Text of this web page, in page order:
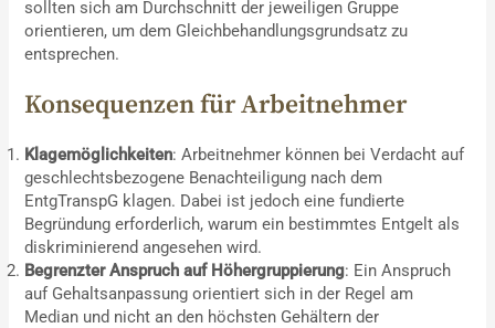
sollten sich am Durchschnitt der jeweiligen Gruppe
orientieren, um dem Gleichbehandlungsgrundsatz zu
entsprechen.
Konsequenzen für Arbeitnehmer
Klagemöglichkeiten: Arbeitnehmer können bei Verdacht auf
geschlechtsbezogene Benachteiligung nach dem
EntgTranspG klagen. Dabei ist jedoch eine fundierte
Begründung erforderlich, warum ein bestimmtes Entgelt als
diskriminierend angesehen wird.
Begrenzter Anspruch auf Höhergruppierung: Ein Anspruch
auf Gehaltsanpassung orientiert sich in der Regel am
Median und nicht an den höchsten Gehältern der